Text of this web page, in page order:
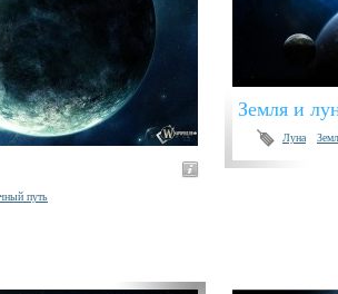
путь
Земля и
Луна